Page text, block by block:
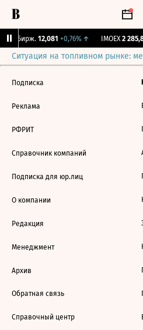
Бирж. 12,081 +0,76%↑ IMOEX 2
Ситуация на топливном рынке:
Подписка
Реклама
РФРИТ
Справочник компаний
Подписка для юр.лиц
О компании
Редакция
Менеджмент
Архив
Обратная связь
Справочный центр